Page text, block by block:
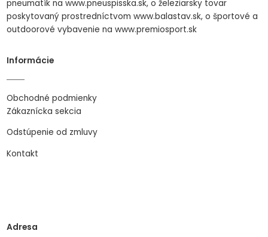
pneumatík na www.pneuspisska.sk, o železiarsky tovar
poskytovaný prostredníctvom www.balastav.sk, o športové a
outdoorové vybavenie na www.premiosport.sk
Informácie
Obchodné podmienky
Zákaznícka sekcia
Odstúpenie od zmluvy
Kontakt
Adresa